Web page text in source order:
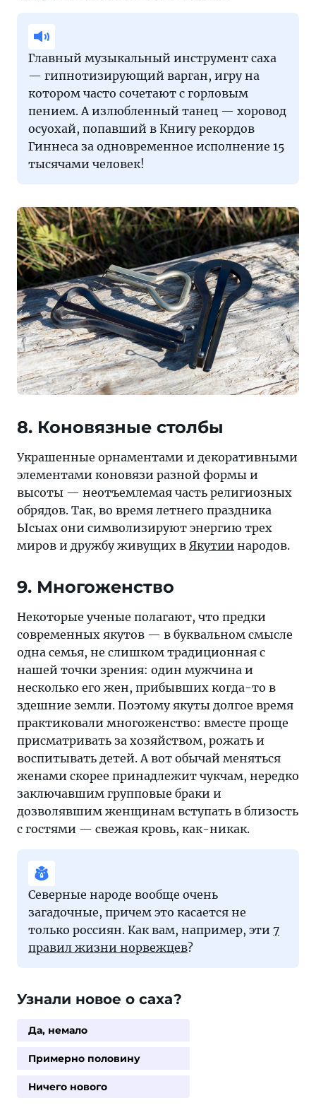
Главный музыкальный инструмент саха
— гипнотизирующий варган, игру на
котором часто сочетают с горловым
пением. А излюбленный танец — хоровод
осуохай, попавший в Книгу рекордов
Гиннеса за одновременное исполнение 15
тысячами человек!
8. Коновязные столбы
Украшенные орнаментами и декоративными
элементами коновязи разной формы и
высоты — неотъемлемая часть религиозных
обрядов. Так, во время летнего праздника
Ысыах они символизируют энергию трех
миров и дружбу живущих в Якутии народов.
9. Многоженство
Некоторые ученые полагают, что предки
современных якутов — в буквальном смысле
одна семья, не слишком традиционная с
нашей точки зрения: один мужчина и
несколько его жен, прибывших когда-то в
здешние земли. Поэтому якуты долгое время
практиковали многоженство: вместе проще
присматривать за хозяйством, рожать и
воспитывать детей. А вот обычай меняться
женами скорее принадлежит чукчам, нередко
заключавшим групповые браки и
дозволявшим женщинам вступать в близость
с гостями — свежая кровь, как-никак.
Северные народе вообще очень
загадочные, причем это касается не
только россиян. Как вам, например, эти 7
правил жизни норвежцев?
Узнали новое о саха?
Да, немало
Примерно половину
Ничего нового